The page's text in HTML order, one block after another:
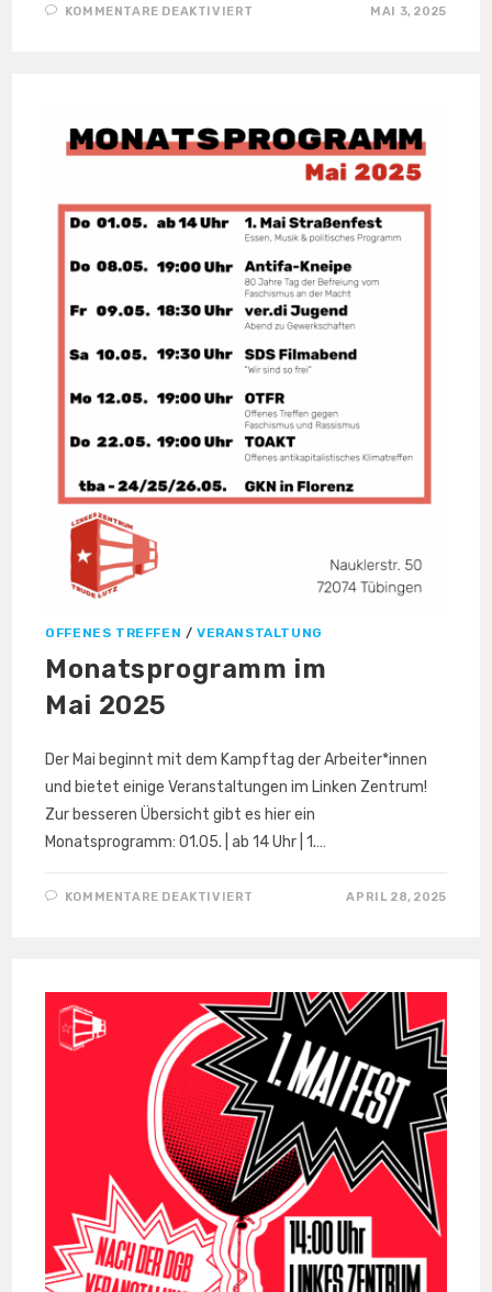
KOMMENTARE DEAKTIVIERT MAI 3, 2025
OFFENES TREFFEN /VERANSTALTUNG
Monatsprogramm im
Mai 2025
Der Mai beginnt mit dem Kampftag der Arbeiter*innen
und bietet einige Veranstaltungen im Linken Zentrum!
Zur besseren Übersicht gibt es hier ein
Monatsprogramm: 01.05. | ab 14 Uhr | 1.…
KOMMENTARE DEAKTIVIERT APRIL 28, 2025